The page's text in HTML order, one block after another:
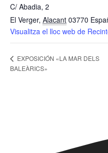
C/ Abadia, 2
El Verger, Alacant 03770
Visualitza el lloc web de
EXPOSICIÓN «LA MAR DELS
BALEÀRICS»